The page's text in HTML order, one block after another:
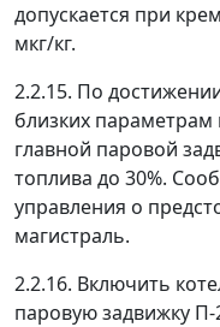
допускается при
мкг/кг.
2.2.15. По
близких параметрам
главной паровой
топлива до 30%.
управления о
магистраль.
2.2.16. Включить
паровую задвижку